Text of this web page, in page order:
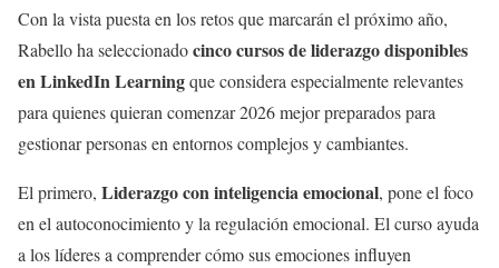
Con la vista puesta en los retos que marcarán el próximo año,
Rabello ha seleccionadocinco cursos de liderazgo disponibles
en LinkedIn Learningque considera especialmente relevantes
para quienes quieran comenzar 2026 mejor preparados para
gestionar personas en entornos complejos y cambiantes.
El primero, Liderazgo con inteligencia emocional, pone el foco
en el autoconocimiento y la regulación emocional. El curso ayuda
a los líderes a comprender cómo sus emociones influyen